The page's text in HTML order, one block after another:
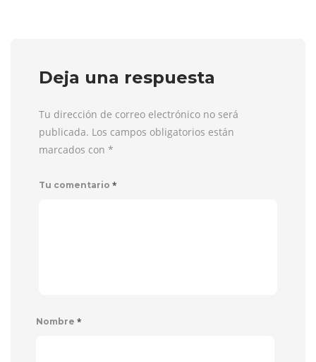
Deja una respuesta
Tu dirección de correo electrónico no será
publicada. Los campos obligatorios están
marcados con *
Tu comentario *
Nombre *